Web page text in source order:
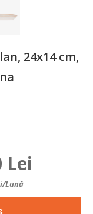
24x14 cm,
Lei
lună